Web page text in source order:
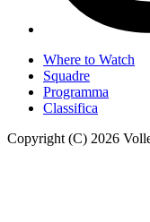
Where to Watch
Squadre
Programma
Classifica
Copyright (C) 2026